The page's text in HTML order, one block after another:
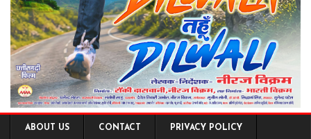
ABOUT US CONTACT PRIVACY POLICY